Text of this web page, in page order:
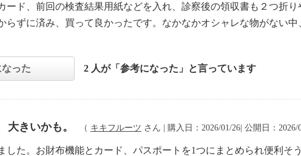
ード、前回の検査結果用紙などを入れ、診察後の領収書も２つ折
らずに済み、買って良かったです。なかなかオシャレな物がない
った 2 人が「参考になった」と言っています
大きいかも。 （ キキフルーツ さん | 購入日：2026/01/26| 公開日：2026/
した。お財布機能とカード、パスポートを1つにまとめられ便利そ